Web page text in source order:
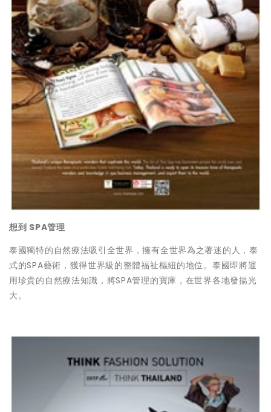
想到 SPA管理
泰國獨特的自然療法吸引全世界，擁有全世界為之著迷的人，泰
式的SPA藝術，獲得世界級的整體福祉樞紐的地位。泰國即將運
用珍貴的自然療法知識，將SPA管理的寶庫，在世界各地發揚光
大。